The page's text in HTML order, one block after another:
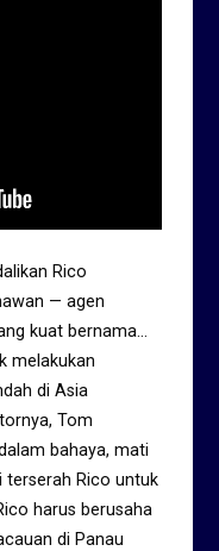
Rico
— agen
kuat bernama…
melakukan
di Asia
Tom
bahaya, mati
terserah Rico untuk
harus berusaha
di Panau